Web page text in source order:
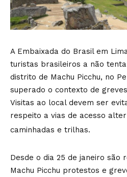
A Embaixada do Brasil em
turistas brasileiros a não
distrito de Machu Picchu, no
superado o contexto de
Visitas ao local devem ser
respeito a vias de acesso
caminhadas e trilhas.
Desde o dia 25 de janeiro são
Machu Picchu protestos e